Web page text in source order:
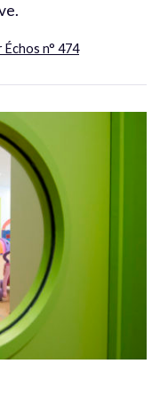
n° 474